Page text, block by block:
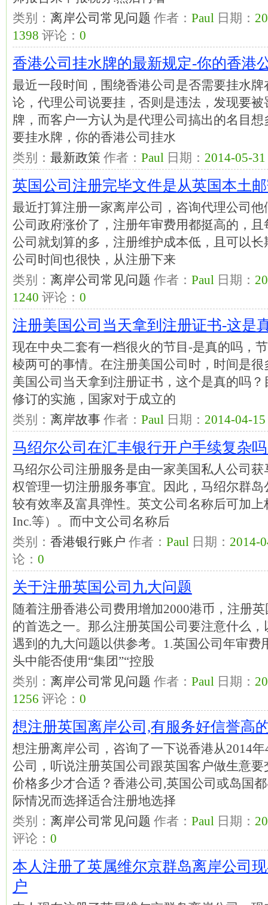
类别： 离岸公司常见问题 作者： Paul 日期：
1398 评论： 0
香港公司挂水牌的最新规定-你的香港
最近一段时间，围绕香港公司是否需要挂水
论，代理公司说要挂，否则是违法，发现要
牌，而客户一方认为是代理公司搞出的名目
要挂水牌，你的香港公司挂水
类别： 最新政策 作者： Paul 日期： 2014-05-
英国公司注册完毕文件是从英国本土
最近打算注册一家离岸公司，咨询代理公司
公司政府涨价了，注册年审费用都挺高的，
公司就划算的多，注册维护成本低，且可以
公司时间也很快，从注册下来
类别： 离岸公司常见问题 作者： Paul 日期：
1240 评论： 0
注册美国公司当天拿到注册证书-这是
现在中央二套有一档很火的节目-是真的吗，
棱两可的事情。在注册美国公司时，时间是
美国公司当天拿到注册证书，这个是真的吗
修订的实施，国家对于成立的
类别： 离岸故事 作者： Paul 日期： 2014-04-
马绍尔公司在汇丰银行开户手续复杂
马绍尔公司注册服务是由一家美国私人公司
权管理一切注册服务事宜。因此，马绍尔群
较有效率及富具弹性。英文公司名称后可加
Inc.等）。而中文公司名称后
类别： 香港银行账户 作者： Paul 日期： 2014-
论： 0
关于注册英国公司九大问题
随着注册香港公司费用增加2000港币，注册
的首选之一。那么注册英国公司要注意什么
遇到的九大问题以供参考。1.英国公司年审费
头中能否使用“集团”“控股
类别： 离岸公司常见问题 作者： Paul 日期：
1256 评论： 0
想注册英国离岸公司,有服务好信誉高
想注册离岸公司，咨询了一下说香港从2014
公司，听说注册英国公司跟英国客户做生意
价格多少才合适？香港公司,英国公司或岛国
际情况而选择适合注册地选择
类别： 离岸公司常见问题 作者： Paul 日期：
评论： 0
本人注册了英属维尔京群岛离岸公司
户